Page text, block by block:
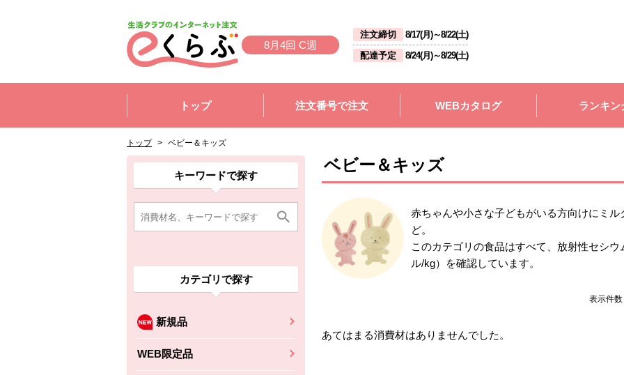
8月4回 C週
注文締切 8/17(月)～8/22(土)
配達予定
8/24(月)～8/29(土)
トップ
注文番号で注文 WEBカタログ ランキン
トップ > ベビー＆キッズ
ここから消費材検索メニューです。
キーワードで探す
カテゴリで探す
新規品
WEB限定品
消費材検索メニューここまで。
ここから本文です。
ここから組合員向けメニューです。
組合員向けメニューここまで。
ここから本文です。 ベビー＆キッズ
赤ちゃんや小さな子どもがいる方向けにミ
ど。
このカテゴリの食品はすべて、放射性セシ
ル/kg）を確認しています。
表示件数
あてはまる消費材はありませんでした。